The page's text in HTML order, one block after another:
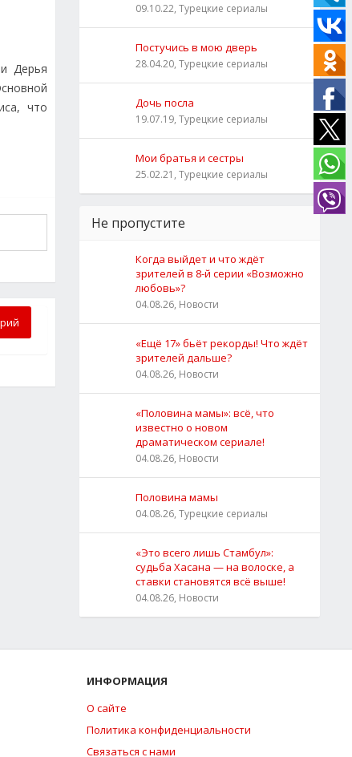
и Дерья
что
09.10.22, Турецкие сериалы
Постучись в мою дверь
28.04.20, Турецкие сериалы
Дочь посла
19.07.19, Турецкие сериалы
Мои братья и сестры
25.02.21, Турецкие сериалы
Не пропустите
Когда выйдет и что ждёт
зрителей в 8-й серии «Возможно
любовь»?
04.08.26, Новости
«Ещё 17» бьёт рекорды! Что ждёт
зрителей дальше?
04.08.26, Новости
«Половина мамы»: всё, что
известно о новом
драматическом сериале!
04.08.26, Новости
Половина мамы
04.08.26, Турецкие сериалы
«Это всего лишь Стамбул»:
судьба Хасана — на волоске, а
ставки становятся всё выше!
04.08.26, Новости
ИНФОРМАЦИЯ
О сайте
Политика конфиденциальности
Связаться с нами